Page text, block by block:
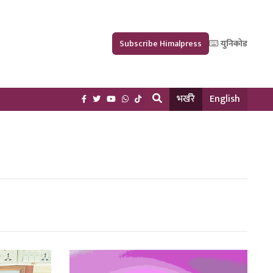
Subscribe Himalpress युनिकोड
भर्खरै English